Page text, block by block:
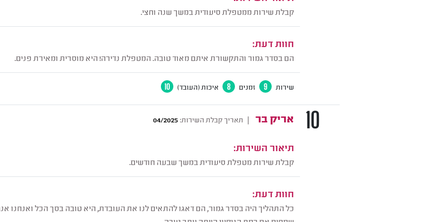
קבלת שירות ממטפלת סיעודית במשך שנה וחצי.
חוות דעת:
הם בסדר גמור והתקשורת איתם מאוד טובה. המטפלת נדירה! היא מוסרית ומאירת פנים.
שירות 9 זמנים 8 איכות (העובד) 10
אריק בר | תאריך קבלת השירות: 04/2025
תיאור השירות:
קבלת שירות מטפלת סיעודית במשך שבעה חודשים.
חוות דעת:
כל התהליך היה בסדר גמור, הם דאגו להתאים לנו את העובדת, היא טובה בסך הכל ואנחנו
10